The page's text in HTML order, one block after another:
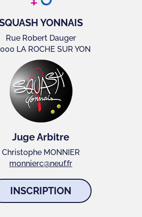
YONNAIS
Rue Robert Dauger
LA ROCHE SUR YON
Juge Arbitre
Christophe MONNIER
monnierc@neuf.fr
INSCRIPTION